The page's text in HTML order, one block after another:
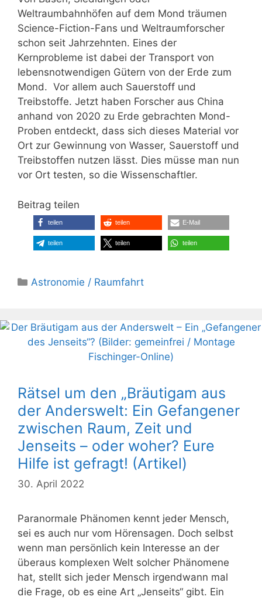
Weltraumbahnhöfen auf dem Mond träumen
Science-Fiction-Fans und Weltraumforscher
schon seit Jahrzehnten. Eines der
Kernprobleme ist dabei der Transport von
lebensnotwendigen Gütern von der Erde zum
Mond. Vor allem auch Sauerstoff und
Treibstoffe. Jetzt haben Forscher aus China
anhand von 2020 zu Erde gebrachten Mond-
Proben entdeckt, dass sich dieses Material vor
Ort zur Gewinnung von Wasser, Sauerstoff und
Treibstoffen nutzen lässt. Dies müsse man nun
vor Ort testen, so die Wissenschaftler.
Beitrag teilen
teilen teilen E-Mail
teilen teilen teilen
Kategorien
Astronomie / Raumfahrt
Rätsel um den „Bräutigam aus
der Anderswelt: Ein Gefangener
zwischen Raum, Zeit und
Jenseits – oder woher? Eure
Hilfe ist gefragt! (Artikel)
30. April 2022
Paranormale Phänomen kennt jeder Mensch,
sei es auch nur vom Hörensagen. Doch selbst
wenn man persönlich kein Interesse an der
überaus komplexen Welt solcher Phänomene
hat, stellt sich jeder Mensch irgendwann mal
die Frage, ob es eine Art „Jenseits“ gibt. Ein